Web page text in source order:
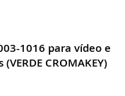
1016 para vídeo e
CROMAKEY)